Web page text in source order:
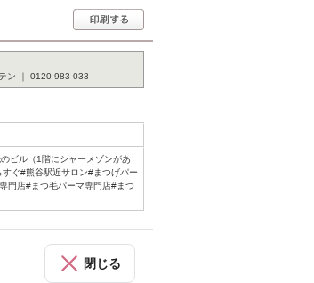
ン ｜ 0120-983-033
ビル（1階にシャーメゾンがあ
ぐ#熊谷駅近サロン#まつげパー
門店#まつ毛パーマ専門店#まつ
閉じる